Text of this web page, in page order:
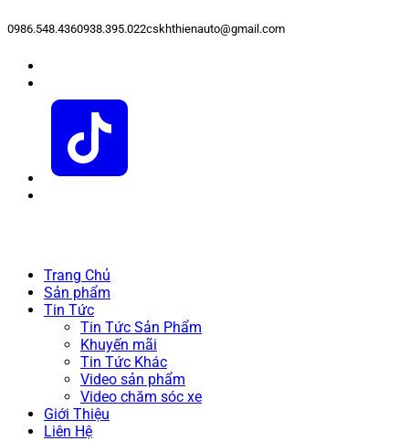
0986.548.4360938.395.022cskhthienauto@gmail.com
Trang Chủ
Sản phẩm
Tin Tức
Tin Tức Sản Phẩm
Khuyến mãi
Tin Tức Khác
Video sản phẩm
Video chăm sóc xe
Giới Thiệu
Liên Hệ